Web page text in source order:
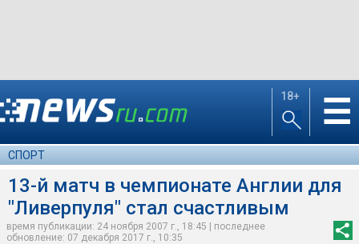
18+ ☰
СПОРТ
13-й матч в чемпионате Англии для
"Ливерпуля" стал счастливым
время публикации: 24 ноября 2007 г., 18:45 | последнее
обновление: 07 декабря 2017 г., 10:35